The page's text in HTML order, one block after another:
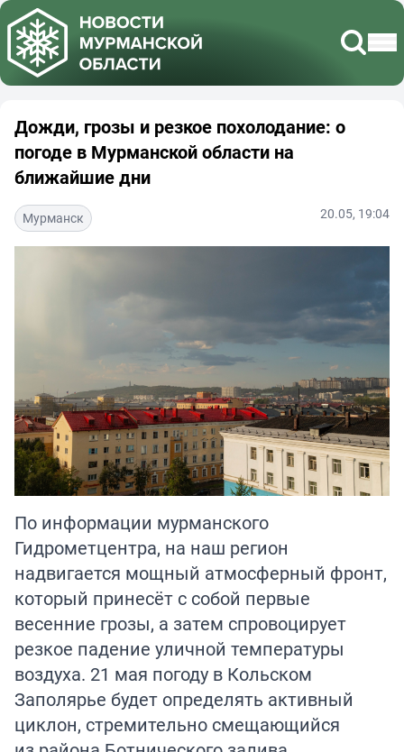
Дожди, грозы и резкое похолодание: о
погоде в Мурманской области на
ближайшие дни
Мурманск 20.05, 19:04
По информации мурманского
Гидрометцентра, на наш регион
надвигается мощный атмосферный фронт,
который принесёт с собой первые
весенние грозы, а затем спровоцирует
резкое падение уличной температуры
воздуха. 21 мая погоду в Кольском
Заполярье будет определять активный
циклон, стремительно смещающийся